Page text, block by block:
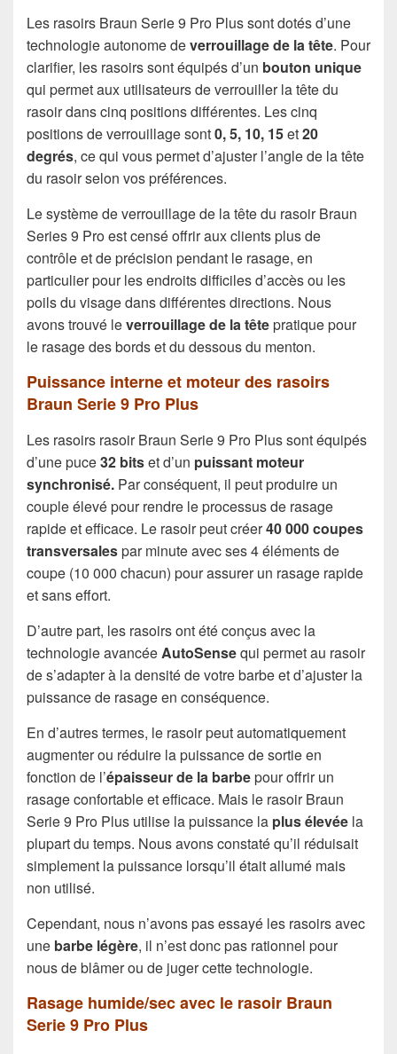
Les rasoirs Braun Serie 9 Pro Plus sont dotés d’une
technologie autonome deverrouillage de la tête. Pour
clarifier, les rasoirs sont équipés d’un bouton unique
qui permet aux utilisateurs de verrouiller la tête du
rasoir dans cinq positions différentes. Les cinq
positions de verrouillage sont0, 5, 10, 15et20
degrés, ce qui vous permet d’ajuster l’angle de la tête
du rasoir selon vos préférences.
Le système de verrouillage de la tête du rasoir Braun
Series 9 Pro est censé offrir aux clients plus de
contrôle et de précision pendant le rasage, en
particulier pour les endroits difficiles d’accès ou les
poils du visage dans différentes directions. Nous
avons trouvé leverrouillage de la têtepratique pour
le rasage des bords et du dessous du menton.
Puissance interne et moteur des rasoirs
Braun Serie 9 Pro Plus
Les rasoirs rasoir Braun Serie 9 Pro Plus sont équipés
d’une puce32 bitset d’un puissant moteur
synchronisé. Par conséquent, il peut produire un
couple élevé pour rendre le processus de rasage
rapide et efficace. Le rasoir peut créer40 000 coupes
transversalespar minute avec ses 4 éléments de
coupe (10 000 chacun) pour assurer un rasage rapide
et sans effort.
D’autre part, les rasoirs ont été conçus avec la
technologie avancéeAutoSensequi permet au rasoir
de s’adapter à la densité de votre barbe et d’ajuster la
puissance de rasage en conséquence.
En d’autres termes, le rasoir peut automatiquement
augmenter ou réduire la puissance de sortie en
fonction de l’épaisseurde la barbepour offrir un
rasage confortable et efficace. Mais le rasoir Braun
Serie 9 Pro Plus utilise la puissance la plus élevée la
plupart du temps. Nous avons constaté qu’il réduisait
simplement la puissance lorsqu’il était allumé mais
non utilisé.
Cependant, nous n’avons pas essayé les rasoirs avec
une barbe légère, il n’est donc pas rationnel pour
nous de blâmer ou de juger cette technologie.
Rasage humide/sec avec le rasoir Braun
Serie 9 Pro Plus